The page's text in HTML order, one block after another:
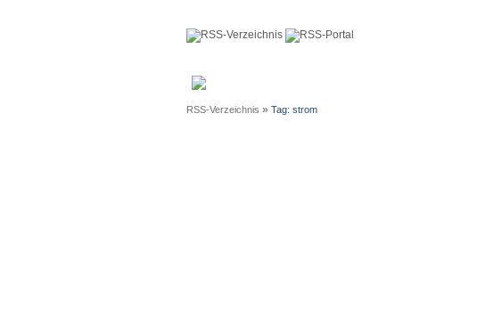
RSS-Verzeichnis » Tag: strom